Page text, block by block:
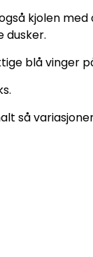
kjolen
dusker.
blå vinger
så